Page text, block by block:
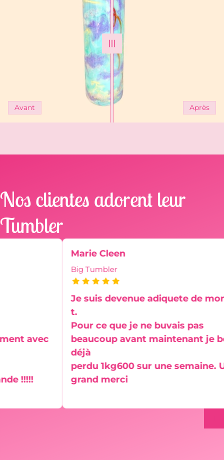
Avant Après
Nos clientes adorent leur
Tumbler
avec
Marie Cleen
Big Tumbler
Je suis devenue adiquete de mon
Pour ce que je ne buvais pas
beaucoup avant maintenant je bois
déjà
perdu 1kg600 sur une semaine. Un
grand merci